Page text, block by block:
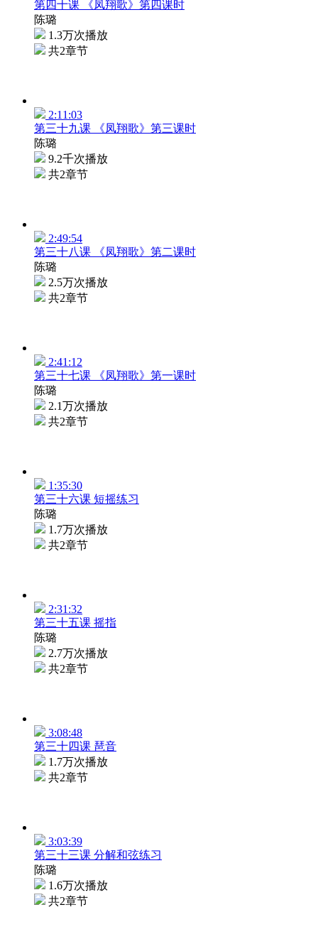
第四十课 《凤翔歌》第四课时
陈璐
1.3万次播放
共2章节
2:11:03
第三十九课 《凤翔歌》第三课时
陈璐
9.2千次播放
共2章节
2:49:54
第三十八课 《凤翔歌》第二课时
陈璐
2.5万次播放
共2章节
2:41:12
第三十七课 《凤翔歌》第一课时
陈璐
2.1万次播放
共2章节
1:35:30
第三十六课 短摇练习
陈璐
1.7万次播放
共2章节
2:31:32
第三十五课 摇指
陈璐
2.7万次播放
共2章节
3:08:48
第三十四课 琶音
1.7万次播放
共2章节
3:03:39
第三十三课 分解和弦练习
陈璐
1.6万次播放
共2章节